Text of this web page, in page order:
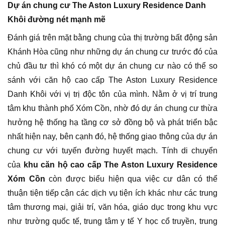
Dự án chung cư The Aston Luxury Residence Danh
Khôi đường nét mạnh mẽ
Đánh giá trên mặt bằng chung của thị trường bất động sản
Khánh Hòa cũng như những dự án chung cư trước đó của
chủ đầu tư thì khó có một dự án chung cư nào có thể so
sánh với căn hộ cao cấp The Aston Luxury Residence
Danh Khôi với vị trị độc tôn của mình. Nằm ở vị trí trung
tâm khu thành phố Xóm Cồn, nhờ đó dự án chung cư thừa
hưởng hệ thống hạ tầng cơ sở đồng bộ và phát triển bậc
nhất hiện nay, bên cạnh đó, hệ thống giao thông của dự án
chung cư với tuyến đường huyết mạch. Tính di chuyển
của khu căn hộ cao cấp The Aston Luxury Residence
Xóm Cồn còn được biểu hiện qua việc cư dân có thể
thuận tiện tiếp cận các dịch vụ tiện ích khác như các trung
tâm thương mại, giải trí, văn hóa, giáo dục trong khu vực
như trường quốc tế, trung tâm y tế Y học cổ truyền, trung